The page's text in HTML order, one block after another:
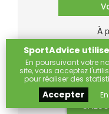
À
SportAdvice
En poursuivant votre
site, vous acceptez
pour réaliser des
Accepter